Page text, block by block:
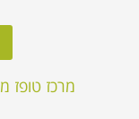
מרכז טופז